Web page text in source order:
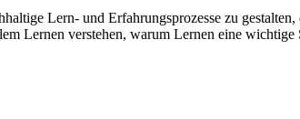
Lern- und Erfahrungsprozesse zu
Lernen verstehen, warum Lernen eine